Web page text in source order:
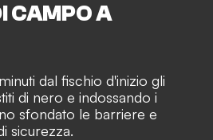
CAMPO A
dal fischio d'inizio gli
di nero e indossando i
sfondato le barriere e
sicurezza.